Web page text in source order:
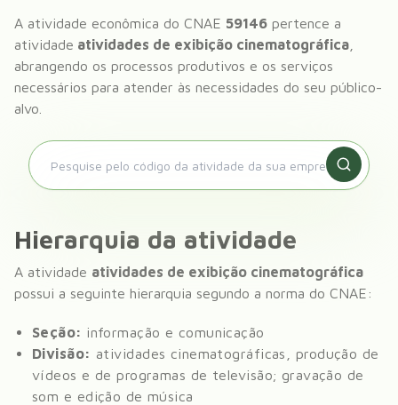
A atividade econômica do CNAE 59146 pertence a
atividade atividades de exibição cinematográfica
abrangendo os processos produtivos e os serviços
necessários para atender às necessidades do seu público-
alvo.
Hierarquia da atividade
A atividade atividades de exibição cinematográfica
possui a seguinte hierarquia segundo a norma do CNAE:
Seção: informação e comunicação
Divisão: atividades cinematográficas, produção de
vídeos e de programas de televisão; gravação de
som e edição de música